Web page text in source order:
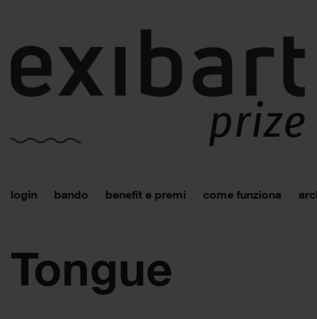
login bando benefit e premi come funziona
Tongue